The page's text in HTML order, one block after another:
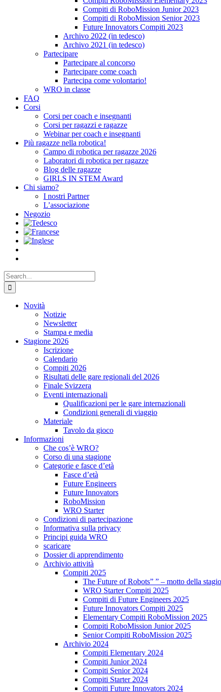
Compiti di RoboMission Junior 2023
Compiti di RoboMission Senior 2023
Future Innovators Compiti 2023
Archivo 2022 (in tedesco)
Archivo 2021 (in tedesco)
Partecipare
Partecipare al concorso
Partecipare come coach
Partecipa come volontario!
WRO in classe
FAQ
Corsi
Corsi per coach e insegnanti
Corsi per ragazzi e ragazze
Webinar per coach e insegnanti
Più ragazze nella robotica!
Campo di robotica per ragazze 2026
Laboratori di robotica per ragazze
Blog delle ragazze
GIRLS IN STEM Award
Chi siamo?
I nostri Partner
L’associazione
Negozio
Search
for:
Novità
Notizie
Newsletter
Stampa e media
Stagione 2026
Iscrizione
Calendario
Compiti 2026
Risultati delle gare regionali del 2026
Finale Svizzera
Eventi internazionali
Qualificazioni per le gare internazionali
Condizioni generali di viaggio
Materiale
Tavolo da gioco
Informazioni
Che cos’è WRO?
Corso di una stagione
Categorie e fasce d’età
Fasce d’età
Future Engineers
Future Innovators
RoboMission
WRO Starter
Condizioni di partecipazione
Informativa sulla privacy
Principi guida WRO
scaricare
Dossier di apprendimento
Archivio attività
Compiti 2025
The Future of Robots” ” – motto della
WRO Starter Compiti 2025
Compiti di Future Engineers 2025
Future Innovators Compiti 2025
Elementary Compiti RoboMission 2025
Compiti RoboMission Junior 2025
Senior Compiti RoboMission 2025
Archivio 2024
Compiti Elementary 2024
Compiti Junior 2024
Compiti Senior 2024
Compiti Starter 2024
Compiti Future Innovators 2024